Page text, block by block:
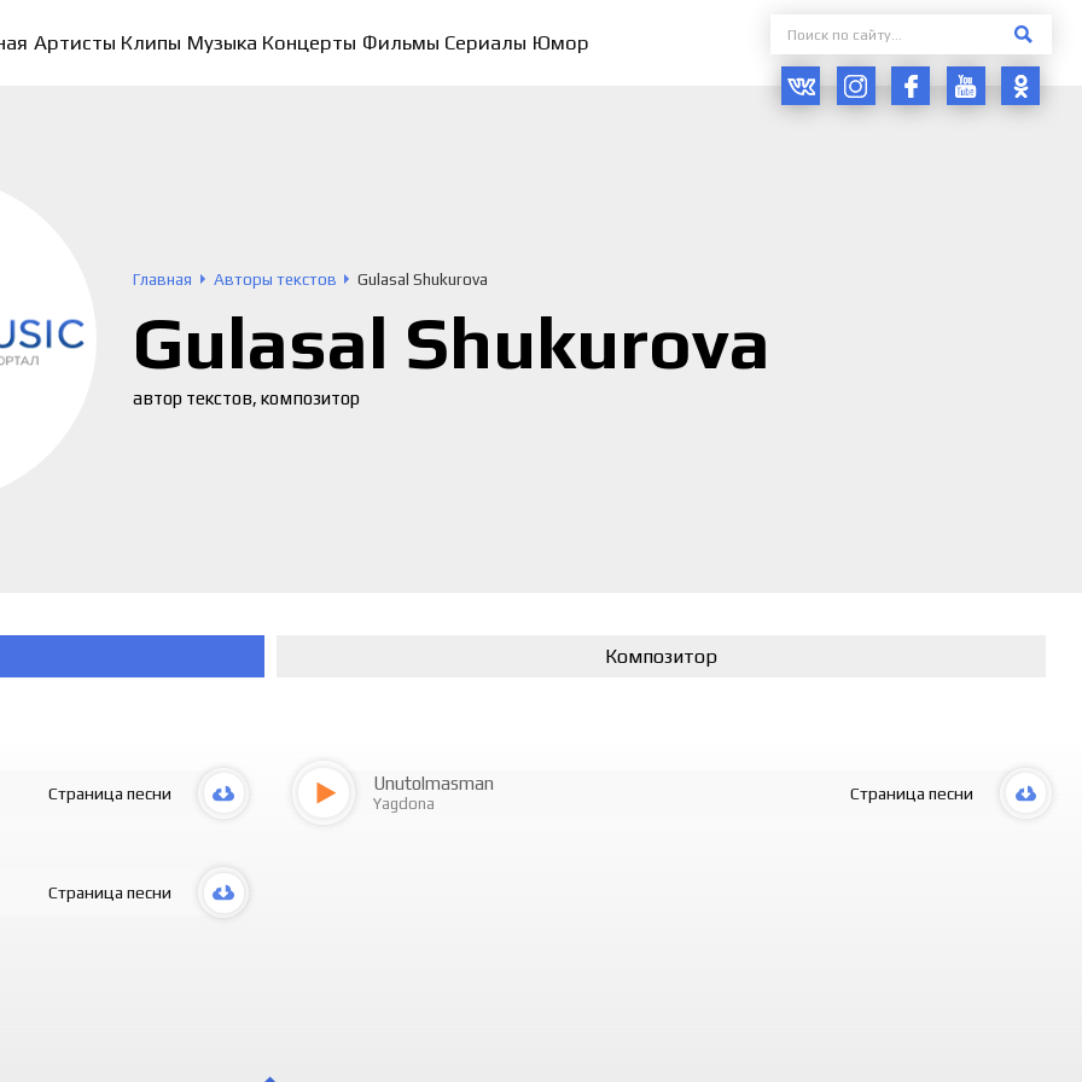
Артисты Клипы Музыка Концерты Фильмы Сериалы Юмор
Главная Авторы текстов Gulasal Shukurova
Gulasal Shukurova
автор текстов, композитор
Композитор
Страница песни Unutolmasman
Yagdona
Страница песни
Страница песни